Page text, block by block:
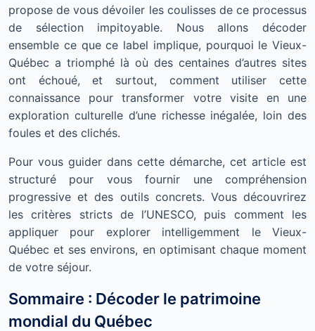
propose de vous dévoiler les coulisses de ce processus
de sélection impitoyable. Nous allons décoder
ensemble ce que ce label implique, pourquoi le Vieux-
Québec a triomphé là où des centaines d’autres sites
ont échoué, et surtout, comment utiliser cette
connaissance pour transformer votre visite en une
exploration culturelle d’une richesse inégalée, loin des
foules et des clichés.
Pour vous guider dans cette démarche, cet article est
structuré pour vous fournir une compréhension
progressive et des outils concrets. Vous découvrirez
les critères stricts de l’UNESCO, puis comment les
appliquer pour explorer intelligemment le Vieux-
Québec et ses environs, en optimisant chaque moment
de votre séjour.
Sommaire : Décoder le patrimoine
mondial du Québec